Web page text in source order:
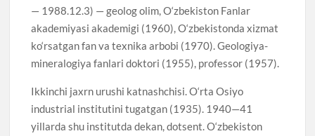
— 1988.12.3) — geolog olim, O‘zbekiston Fanlar
akademiyasi akademigi (1960), O‘zbekistonda xizmat
ko‘rsatgan fan va texnika arbobi (1970). Geologiya-
mineralogiya fanlari doktori (1955), professor (1957).
Ikkinchi jaxrn urushi katnashchisi. O‘rta Osiyo
industrial institutini tugatgan (1935). 1940—41
yillarda shu institutda dekan, dotsent. O‘zbekiston